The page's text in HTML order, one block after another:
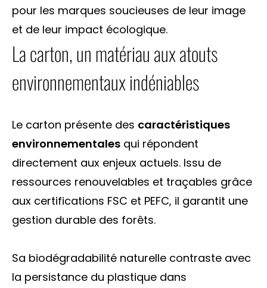
pour les marques soucieuses de leur image
et de leur impact écologique.
La carton, un matériau aux atouts
environnementaux indéniables
Le carton présente des caractéristiques
environnementales qui répondent
directement aux enjeux actuels. Issu de
ressources renouvelables et traçables grâce
aux certifications FSC et PEFC, il garantit une
gestion durable des forêts.
Sa biodégradabilité naturelle contraste avec
la persistance du plastique dans